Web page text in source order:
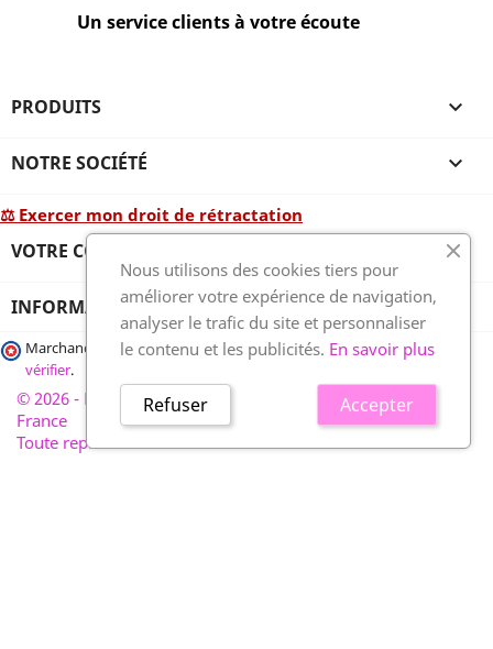
Un service clients à votre écoute
PRODUITS 
NOTRE SOCIÉTÉ 
⚖ Exercer mon droit de rétractation
VOTRE COMPTE 
INFORMATIONS
Marchand approuvé par la Société des Avis Garantis,cliquez ici pour
vérifier.
© 2026 - France-plaques-funéraires.fr, développé par Wess
France
Toute reproduction interdite
Nous utilisons des cookies tiers pour
améliorer votre expérience de navigation,
analyser le trafic du site et personnaliser
le contenu et les publicités. En savoir plus
Accepter
Refuser